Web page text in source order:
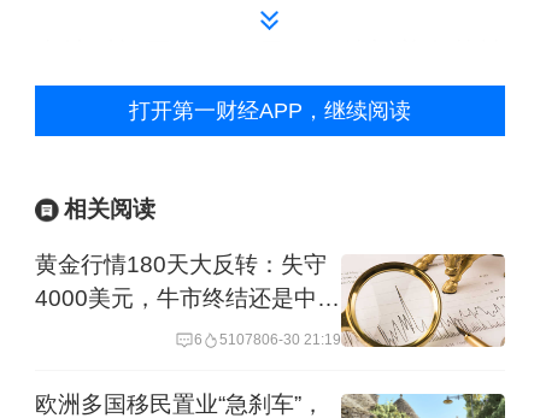
交媒体平台Truth Social上写道：“谁能告
诉‘太晚先生’鲍威尔，他正在严重伤害房
贷款。通货膨胀没有出现，所有迹象都
表明利率应该大幅下降。‘太晚先生’简直
是一场灾难！”今年以来，特朗普还曾
尔，但在市场此前预言了“辞退鲍威尔”交
打开第一财经APP，继续阅读
相关阅读
黄金行情180天大反转：失守
4000美元，牛市终结还是中场
6 5107806-30 21:19
欧洲多国移民置业“急刹车”，